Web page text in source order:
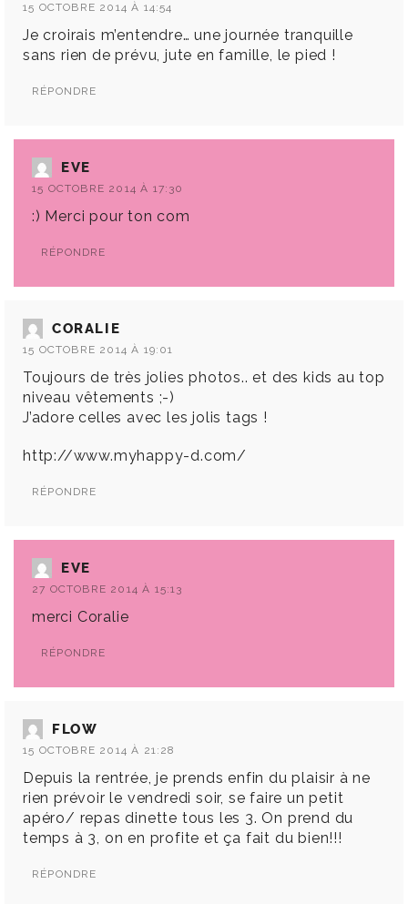
15 OCTOBRE 2014 À 14:54
Je croirais m’entendre… une journée tranquille
sans rien de prévu, jute en famille, le pied !
RÉPONDRE
EVE
15 OCTOBRE 2014 À 17:30
:) Merci pour ton com
RÉPONDRE
CORALIE
15 OCTOBRE 2014 À 19:01
Toujours de très jolies photos.. et des kids au top
niveau vêtements ;-)
J’adore celles avec les jolis tags !
http://www.myhappy-d.com/
RÉPONDRE
EVE
27 OCTOBRE 2014 À 15:13
merci Coralie
RÉPONDRE
FLOW
15 OCTOBRE 2014 À 21:28
Depuis la rentrée, je prends enfin du plaisir à ne
rien prévoir le vendredi soir, se faire un petit
apéro/ repas dinette tous les 3. On prend du
temps à 3, on en profite et ça fait du bien!!!
RÉPONDRE